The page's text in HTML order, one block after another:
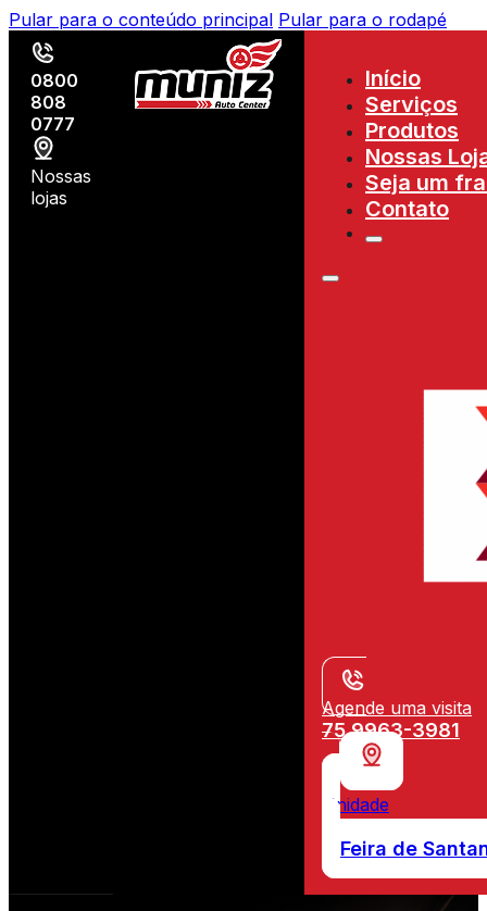
Pular para o conteúdo principal Pular para o rodapé
0800
808
0777
Nossas
lojas
Início
Serviços
Produtos
Nossas
Seja um
Contato
Agende uma visita
75 9963-3981
Unidade
Feira de